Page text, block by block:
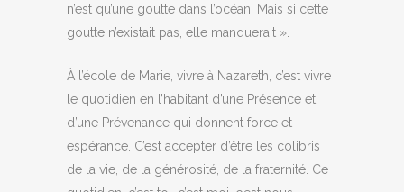
n’est qu’une goutte dans l’océan. Mais si cette
goutte n’existait pas, elle manquerait ».
À l’école de Marie, vivre à Nazareth, c’est vivre
le quotidien en l’habitant d’une Présence et
d’une Prévenance qui donnent force et
espérance. C’est accepter d’être les colibris
de la vie, de la générosité, de la fraternité. Ce